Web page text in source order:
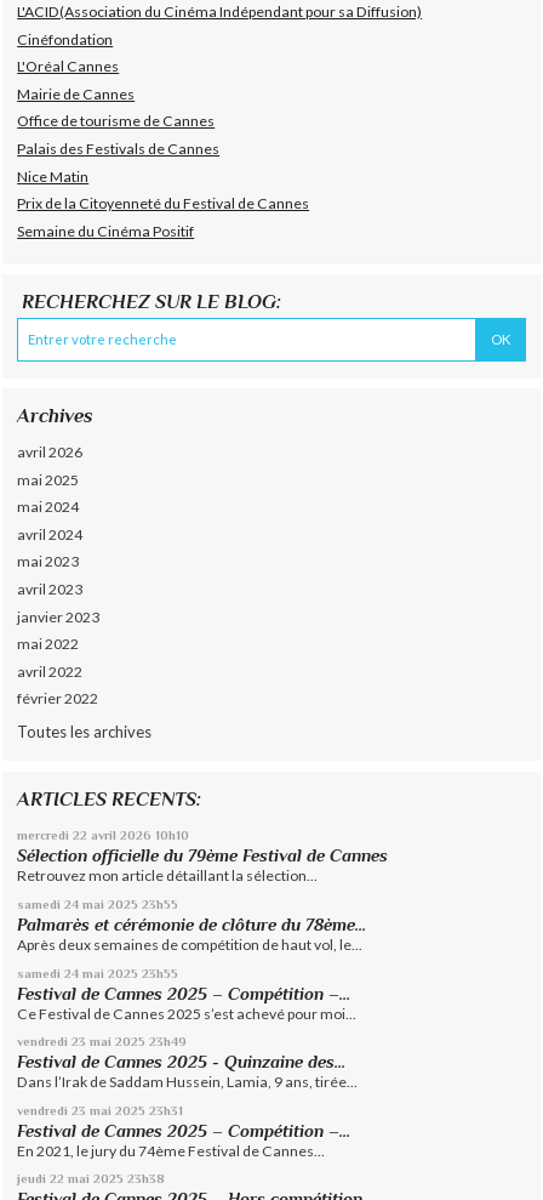
L'ACID(Association du Cinéma Indépendant pour sa Diffusion)
Cinéfondation
L'Oréal Cannes
Mairie de Cannes
Office de tourisme de Cannes
Palais des Festivals de Cannes
Nice Matin
Prix de la Citoyenneté du Festival de Cannes
Semaine du Cinéma Positif
RECHERCHEZ SUR LE BLOG:
Archives
avril 2026
mai 2025
mai 2024
avril 2024
mai 2023
avril 2023
janvier 2023
mai 2022
avril 2022
février 2022
Toutes les archives
ARTICLES RECENTS:
mercredi 22 avril 2026 10h10
Sélection officielle du 79ème Festival de Cannes
Retrouvez mon article détaillant la sélection...
samedi 24 mai 2025 23h55
Palmarès et cérémonie de clôture du 78ème...
Après deux semaines de compétition de haut vol, le...
samedi 24 mai 2025 23h55
Festival de Cannes 2025 – Compétition –...
Ce Festival de Cannes 2025 s’est achevé pour moi...
vendredi 23 mai 2025 23h49
Festival de Cannes 2025 - Quinzaine des...
Dans l’Irak de Saddam Hussein, Lamia, 9 ans, tirée...
vendredi 23 mai 2025 23h31
Festival de Cannes 2025 – Compétition –...
En 2021, le jury du 74ème Festival de Cannes...
jeudi 22 mai 2025 23h38